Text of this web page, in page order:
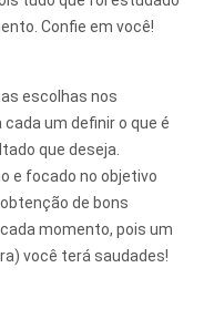
Confie em você!
escolhas nos
um definir o que é
que deseja.
e focado no objetivo
de bons
momento, pois um
você terá saudades!